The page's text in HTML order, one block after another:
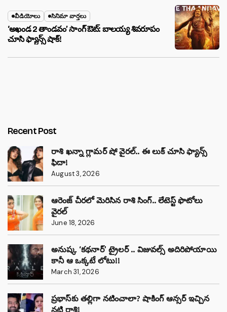
వీడియోలు సినిమా వార్తలు
‘అఖండ 2 తాండవం’ సాంగ్ ఔట్: బాలయ్య శివరూపం
చూసి ఫ్యాన్స్ షాక్!
Recent Post
రాశి ఖన్నా గ్లామర్ షో వైరల్.. ఈ లుక్ చూసి ఫ్యాన్స్
ఫిదా!
August 3, 2026
ఆరెంజ్ చీరలో మెరిసిన రాశి సింగ్.. లేటెస్ట్ ఫొటోలు
వైరల్
June 18, 2026
అనుష్క ‘కథనార్’ ట్రైలర్ .. విజువల్స్ అదిరిపోయాయి
కానీ ఆ ఒక్కటే లోటు!!
March 31, 2026
ప్రభాస్‌కు తల్లిగా నటించాలా? షాకింగ్ ఆన్సర్ ఇచ్చిన
నటి రాశి!